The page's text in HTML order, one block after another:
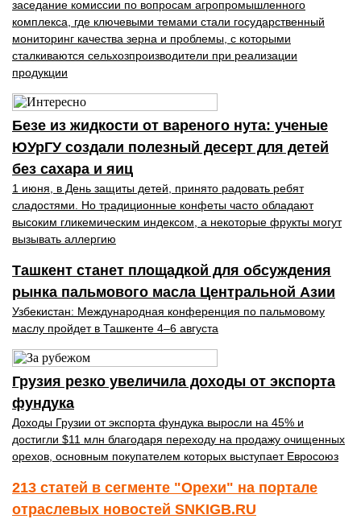
заседание комиссии по вопросам агропромышленного
комплекса, где ключевыми темами стали государственный
мониторинг качества зерна и проблемы, с которыми
сталкиваются сельхозпроизводители при реализации
продукции
Безе из жидкости от вареного нута: ученые
ЮУрГУ создали полезный десерт для детей
без сахара и яиц
1 июня, в День защиты детей, принято радовать ребят
сладостями. Но традиционные конфеты часто обладают
высоким гликемическим индексом, а некоторые фрукты могут
вызывать аллергию
Ташкент станет площадкой для обсуждения
рынка пальмового масла Центральной Азии
Узбекистан: Международная конференция по пальмовому
маслу пройдет в Ташкенте 4–6 августа
Грузия резко увеличила доходы от экспорта
фундука
Доходы Грузии от экспорта фундука выросли на 45% и
достигли $11 млн благодаря переходу на продажу очищенных
орехов, основным покупателем которых выступает Евросоюз
213 статей в сегменте "Орехи" на портале
отраслевых новостей SNKIGB.RU